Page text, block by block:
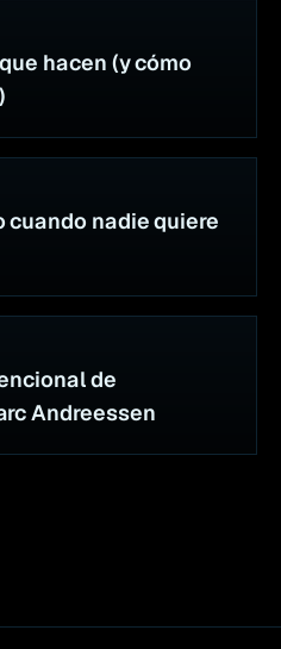
hacen (y cómo
cuando nadie quiere
de
Andreessen